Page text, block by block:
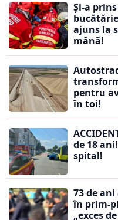
Și-a
ajuns la
mână!
pentru
în toi!
de 18
spital!
73 de ani
în prim-
„exces